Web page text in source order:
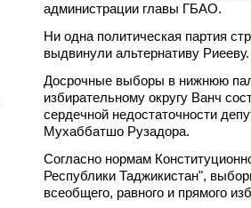
администрации главы ГБАО.
Ни одна политическая партия
выдвинули альтернативу Риееву.
Досрочные выборы в нижнюю
избирательному округу Ванч
сердечной недостаточности
Мухаббатшо Рузадора.
Согласно нормам
Республики Таджикистан",
всеобщего, равного и прямого